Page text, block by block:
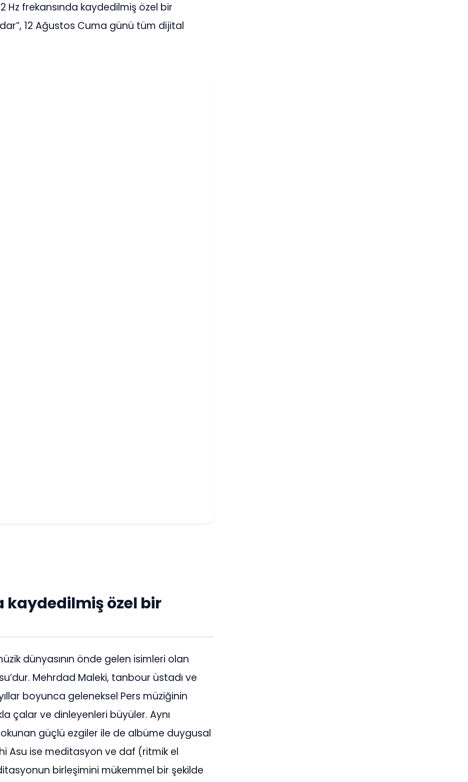
Hz frekansında kaydedilmiş özel bir
12 Ağustos Cuma günü tüm dijital
kaydedilmiş özel bir
dünyasının önde gelen isimleri olan
Mehrdad Maleki, tanbour üstadı ve
boyunca geleneksel Pers müziğinin
çalar ve dinleyenleri büyüler. Aynı
güçlü ezgiler ile de albüme duygusal
Asu ise meditasyon ve daf (ritmik el
birleşimini mükemmel bir şekilde